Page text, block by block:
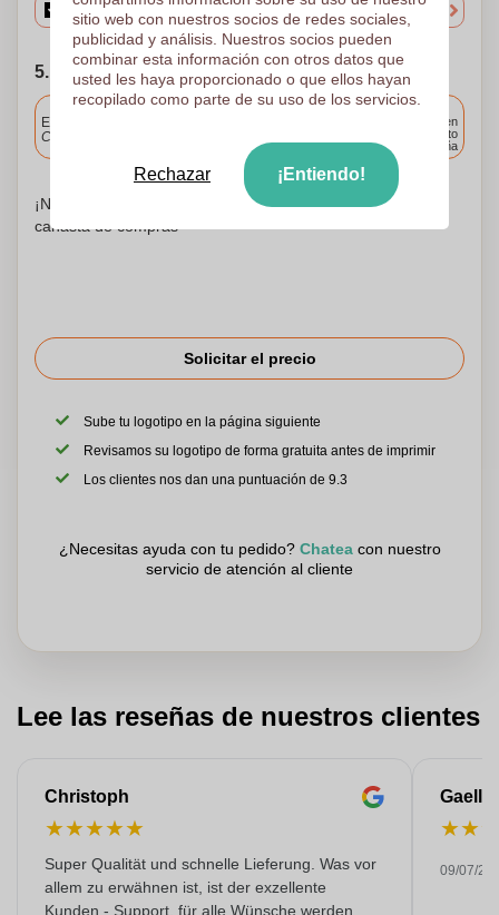
5. Elija su fecha de envío
Incluido
Entrega estándar
Cargue y apruebe sus archivos antes de las 9.30 a.m.
Entrega en
cualquier punto
de España
¡No te preocupes! Simplemente suba sus archivos a la
canasta de compras
Solicitar el precio
Sube tu logotipo en la página siguiente
Revisamos su logotipo de forma gratuita antes de imprimir
Los clientes nos dan una puntuación de 9.3
¿Necesitas ayuda con tu pedido? Chateacon nuestro
servicio de atención al cliente
Lee las reseñas de nuestros clientes
Christoph
★★★★★
Super Qualität und schnelle Lieferung. Was vor
allem zu erwähnen ist, ist der exzellente
Kunden - Support, für alle Wünsche werden
Gaelle
★★
09/07/
sitio web con nuestros socios de redes sociales,
publicidad y análisis. Nuestros socios pueden
combinar esta información con otros datos que
usted les haya proporcionado o que ellos hayan
recopilado como parte de su uso de los servicios.
Rechazar ¡Entiendo!